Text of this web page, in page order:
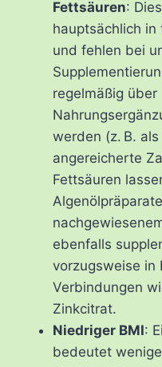
Fettsäuren:
hauptsächlich
und fehlen bei
regelmäßig über
werden (z. B.
angereicherte
Fettsäuren
ebenfalls
vorzugsweise in
Verbindungen
Zinkcitrat.
Niedriger BMI:
bedeutet